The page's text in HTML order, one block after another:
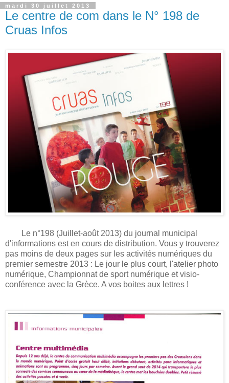
mardi 30 juillet 2013
Le centre de com dans le N° 198 de
Cruas Infos
Le n°198 (Juillet-août 2013) du journal municipal
d'informations est en cours de distribution. Vous y trouverez
pas moins de deux pages sur les activités numériques du
premier semestre 2013 : Le jour le plus court, l'atelier photo
numérique, Championnat de sport numérique et visio-
conférence avec la Grèce. A vos boites aux lettres !